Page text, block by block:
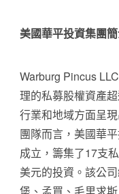
美國華平投資集團
Warburg Pincus
理的私募股權資產
行業和地域方面呈
團隊而言，美國華
成立，籌集了17支
美元的投資。該公